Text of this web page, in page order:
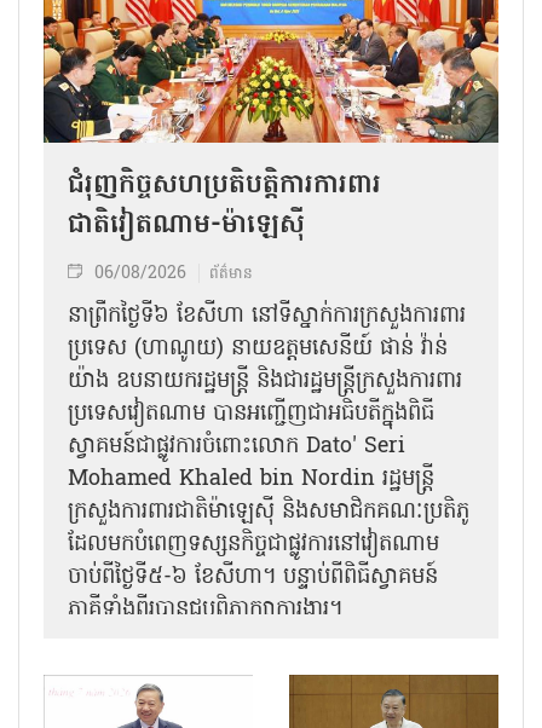
ជំរុញកិច្ចសហប្រតិបត្តិការការពារ
ជាតិវៀតណាម-ម៉ាឡេស៊ី
06/08/2026 ព័ត៌មាន
នា​ព្រឹកថ្ងៃទី៦ ខែសីហា នៅទីស្នាក់ការក្រសួងការពារ
ប្រទេស (ហាណូយ) នាយឧត្តមសេនីយ៍ ផាន់ វ៉ាន់
យ៉ាង ឧបនាយករដ្ឋមន្ត្រី និងជារដ្ឋមន្ត្រីក្រសួងការពារ
ប្រទេសវៀតណាម បានអញ្ជើញជាអធិបតីក្នុងពិធី
ស្វាគមន៍ជាផ្លូវការ​ចំពោះលោក Dato' Seri
Mohamed Khaled bin Nordin រដ្ឋមន្ត្រី
ក្រសួងការពារជាតិម៉ាឡេស៊ី និងសមាជិកគណៈប្រតិភូ
ដែលមកបំពេញទស្សនកិច្ចជាផ្លូវការនៅវៀតណាម
ចាប់ពីថ្ងៃទី៥-៦ ខែសីហា។ បន្ទាប់ពីពិធីស្វាគមន៍
ភាគីទាំងពីរបានជួបពិភាក្សាការងារ​។